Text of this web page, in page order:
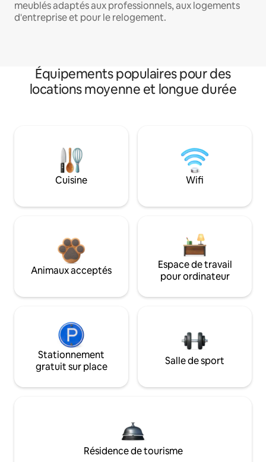
meublés adaptés aux professionnels, aux logements
d'entreprise et pour le relogement.
Équipements populaires pour des
locations moyenne et longue durée
Cuisine Wifi
Animaux acceptés
Espace de travail
pour ordinateur
Stationnement
gratuit sur place
Salle de sport
Résidence de tourisme